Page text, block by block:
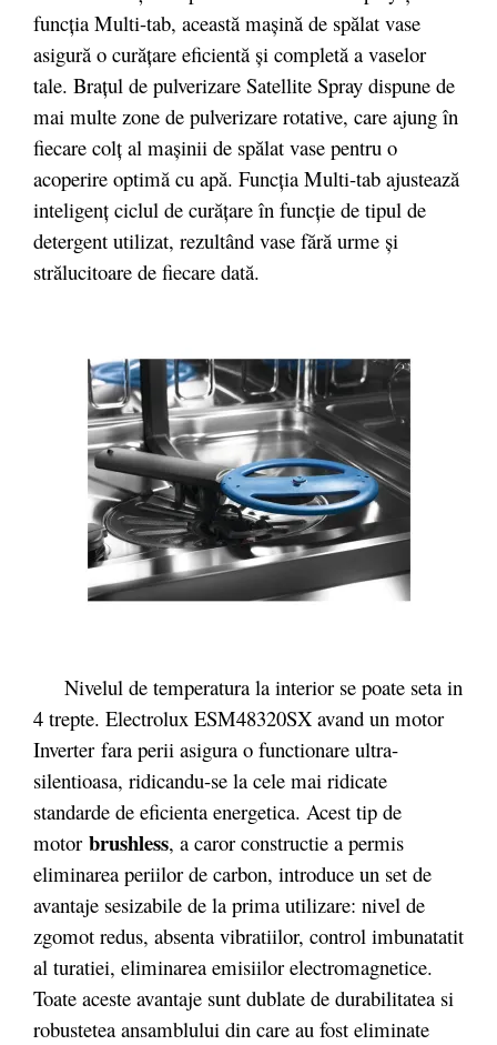
funcția Multi-tab, această mașină de spălat vase
asigură o curățare eficientă și completă a vaselor
tale. Brațul de pulverizare Satellite Spray dispune de
mai multe zone de pulverizare rotative, care ajung în
fiecare colț al mașinii de spălat vase pentru o
acoperire optimă cu apă. Funcția Multi-tab ajustează
inteligenț ciclul de curățare în funcție de tipul de
detergent utilizat, rezultând vase fără urme și
strălucitoare de fiecare dată.
Nivelul de temperatura la interior se poate seta in
4 trepte. Electrolux ESM48320SX avand un motor
Inverter fara perii asigura o functionare ultra-
silentioasa, ridicandu-se la cele mai ridicate
standarde de eficienta energetica. Acest tip de
motor brushless, a caror constructie a permis
eliminarea periilor de carbon, introduce un set de
avantaje sesizabile de la prima utilizare: nivel de
zgomot redus, absenta vibratiilor, control imbunatatit
al turatiei, eliminarea emisiilor electromagnetice.
Toate aceste avantaje sunt dublate de durabilitatea si
robustetea ansamblului din care au fost eliminate